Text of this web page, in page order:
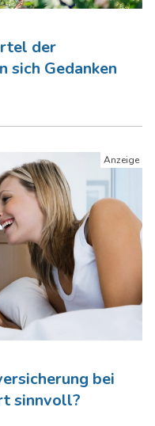
der
sich Gedanken
bei
sinnvoll?